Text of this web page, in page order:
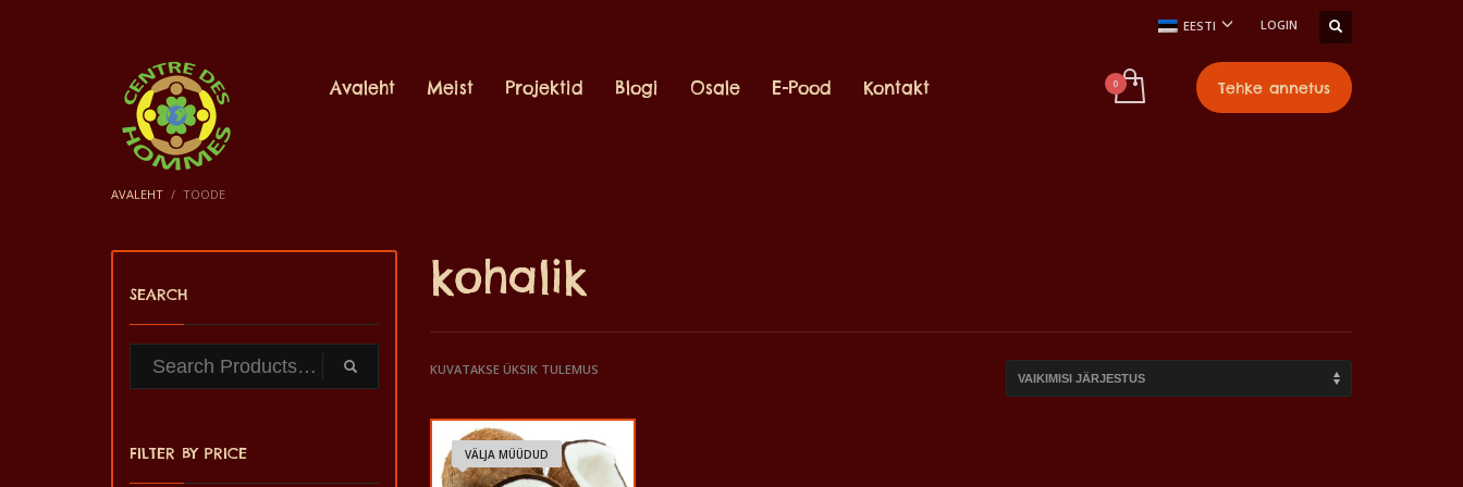
EESTI LOGIN
Avaleht Meist Projektid Blogi Osale E-Pood Kontakt Tehke annetus
AVALEHT TOODE
kohalik
KUVATAKSE ÜKSIK TULEMUS
VÄLJA MÜÜDUD
SEARCH
FILTER BY PRICE